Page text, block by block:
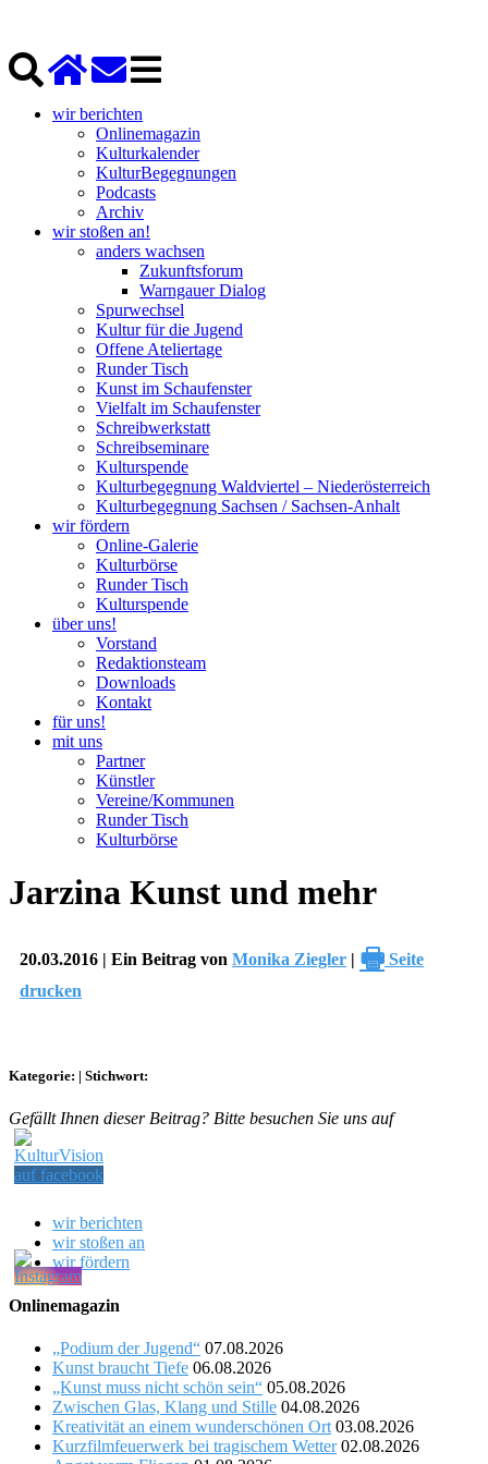
wir berichten
Onlinemagazin
Kulturkalender
KulturBegegnungen
Podcasts
Archiv
wir stoßen an!
anders wachsen
Zukunftsforum
Warngauer Dialog
Spurwechsel
Kultur für die Jugend
Offene Ateliertage
Runder Tisch
Kunst im Schaufenster
Vielfalt im Schaufenster
Schreibwerkstatt
Schreibseminare
Kulturspende
Kulturbegegnung Waldviertel – Niederösterreich
Kulturbegegnung Sachsen / Sachsen-Anhalt
wir fördern
Online-Galerie
Kulturbörse
Runder Tisch
Kulturspende
über uns!
Vorstand
Redaktionsteam
Downloads
Kontakt
für uns!
mit uns
Partner
Künstler
Vereine/Kommunen
Runder Tisch
Kulturbörse
Jarzina Kunst und mehr
20.03.2016 | Ein Beitrag von Monika Ziegler | 🖶 Seite
drucken
Kategorie: | Stichwort:
Gefällt Ihnen dieser Beitrag? Bitte besuchen Sie uns auf
wir berichten
wir stoßen an
wir fördern
Onlinemagazin
„Podium der Jugend“ 07.08.2026
Kunst braucht Tiefe 06.08.2026
„Kunst muss nicht schön sein“ 05.08.2026
Zwischen Glas, Klang und Stille 04.08.2026
Kreativität an einem wunderschönen Ort 03.08.2026
Kurzfilmfeuerwerk bei tragischem Wetter 02.08.2026